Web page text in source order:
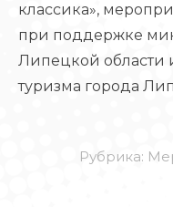
классика»,
при поддержке
Липецкой области
туризма города
Рубрика: